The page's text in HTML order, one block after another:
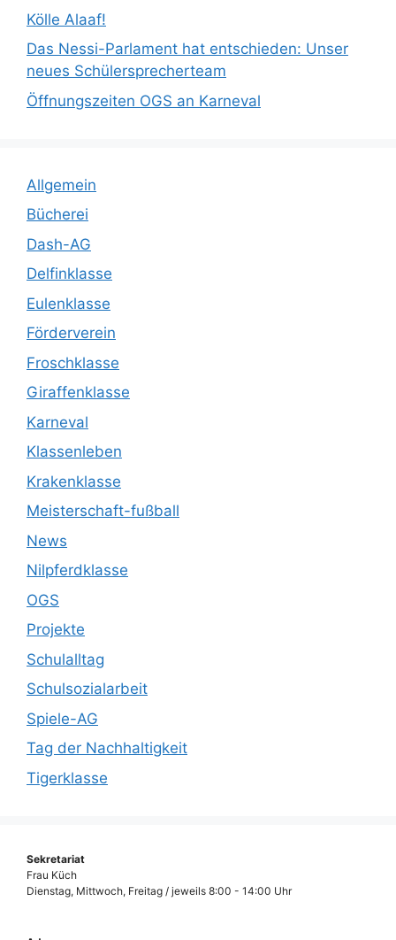
Kölle Alaaf!
Das Nessi-Parlament hat entschieden: Unser
neues Schülersprecherteam
Öffnungszeiten OGS an Karneval
Allgemein
Bücherei
Dash-AG
Delfinklasse
Eulenklasse
Förderverein
Froschklasse
Giraffenklasse
Karneval
Klassenleben
Krakenklasse
Meisterschaft-fußball
News
Nilpferdklasse
OGS
Projekte
Schulalltag
Schulsozialarbeit
Spiele-AG
Tag der Nachhaltigkeit
Tigerklasse
Sekretariat
Frau Küch
Dienstag, Mittwoch, Freitag / jeweils 8:00 - 14:00 Uhr